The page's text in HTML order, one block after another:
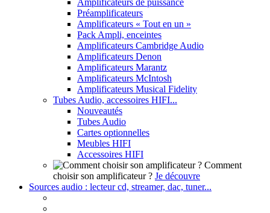
Préamplificateurs
Amplificateurs « Tout en un »
Pack Ampli, enceintes
Amplificateurs Cambridge Audio
Amplificateurs Denon
Amplificateurs Marantz
Amplificateurs McIntosh
Amplificateurs Musical Fidelity
Tubes Audio, accessoires HIFI...
Nouveautés
Tubes Audio
Cartes optionnelles
Meubles HIFI
Accessoires HIFI
Comment
choisir son amplificateur ? Je découvre
Sources audio : lecteur cd, streamer, dac, tuner...